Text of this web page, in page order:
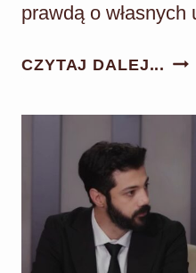
prawdą o własnych
CZYTAJ DALEJ...
SIĘ